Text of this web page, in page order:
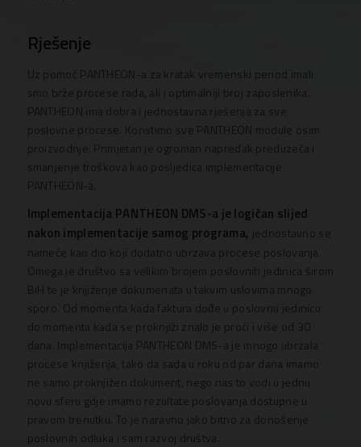
Rješenje
Uz pomoć PANTHEON-a za kratak vremenski period imali
smo brže procese rada, ali i optimalniji broj zaposlenika.
PANTHEON ima dobra i jednostavna rješenja za sve
poslovne procese. Koristimo sve PANTHEON module osim
proizvodnje. Primjetan je ogroman napredak preduzeća i
smanjenje troškova kao posljedica implementacije
PANTHEON-a.
Implementacija PANTHEON DMS-a je logičan slijed
nakon implementacije samog programa, jednostavno se
nameće kao dio koji dodatno ubrzava procese poslovanja.
Omega je društvo sa velikim brojem poslovnih jedinica širom
BiH te je knjiženje dokumenata u takvim uslovima mnogo
sporo. Od momenta kada faktura dođe u poslovnu jedinicu
do momenta kada se proknjiži znalo je proći i više od 30
dana. Implementacija PANTHEON DMS-a je mnogo ubrzala
procese knjiženja, tako da sada u roku od par dana imamo
ne samo proknjižen dokument, nego nas to vodi u jednu
novu sferu gdje imamo rezultate poslovanja dostupne u
pravom trenutku. To je naravno jako bitno za donošenje
poslovnih odluka i sam razvoj društva.